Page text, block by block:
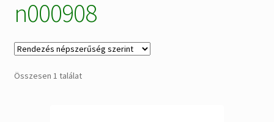
Alkatrészek
n000908
Összesen 1 találat